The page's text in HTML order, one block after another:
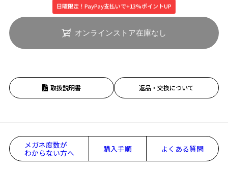
日曜限定！PayPay支払いで+13%ポイントUP
オンラインストア在庫なし
取扱説明書 返品・交換について
メガネ度数が
わからない方へ
購入手順 よくある質問